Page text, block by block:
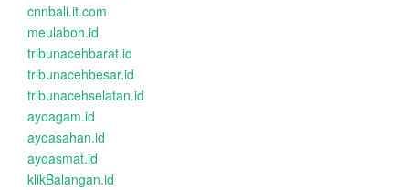
cnnbali.it.com
meulaboh.id
tribunacehbarat.id
tribunacehbesar.id
tribunacehselatan.id
ayoagam.id
ayoasahan.id
ayoasmat.id
klikBalangan.id